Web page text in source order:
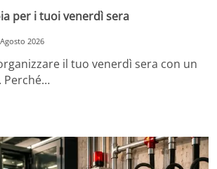
per i tuoi venerdì sera
2026
il tuo venerdì sera con un
Perché…